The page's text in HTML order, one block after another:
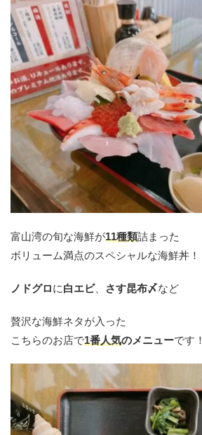
富山湾の旬な海鮮が11種類詰まった
ボリューム満点のスペシャルな海鮮丼！
ノドグロに白エビ、 さす昆布〆など
贅沢な海鮮ネタが入った
こちらのお店で1番人気のメニューです！